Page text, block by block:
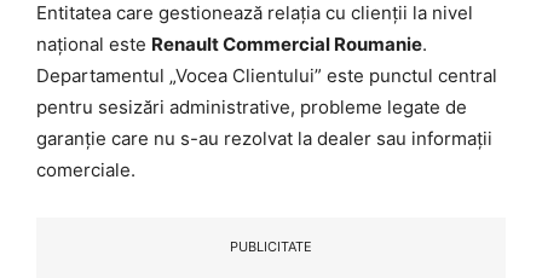
Entitatea care gestionează relația cu clienții la nivel
național este Renault Commercial Roumanie.
Departamentul „Vocea Clientului” este punctul central
pentru sesizări administrative, probleme legate de
garanție care nu s-au rezolvat la dealer sau informații
comerciale.
PUBLICITATE